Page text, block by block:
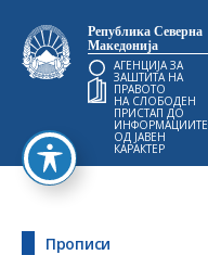
Република Северна
Македонија
АГЕНЦИЈА ЗА
ЗАШТИТА НА
ПРАВОТО
НА СЛОБОДЕН
ПРИСТАП ДО
ИНФОРМАЦИИТЕ
ОД ЈАВЕН
КАРАКТЕР
Прописи